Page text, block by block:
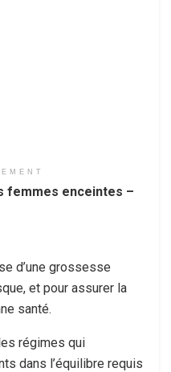
femmes enceintes –
d’une grossesse
et pour assurer la
santé.
régimes qui
dans l’équilibre requis